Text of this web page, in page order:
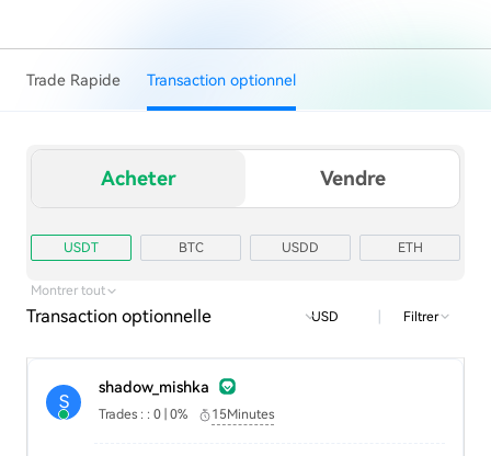
Trade Rapide Transaction optionnel
Acheter Vendre
USDT BTC USDD ETH
TRX
Montrer tout
Transaction optionnelle USD | Filtrer
S
shadow_mishka
Trades : : 0 | 0% 15Minutes